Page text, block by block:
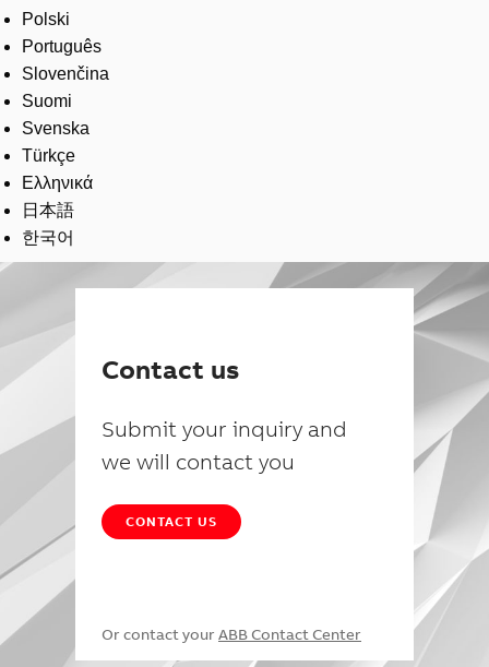
Polski
Português
Slovenčina
Suomi
Svenska
Türkçe
Ελληνικά
日本語
한국어
Contact us
Submit your inquiry and
we will contact you
CONTACT US
Or contact your ABB Contact Center